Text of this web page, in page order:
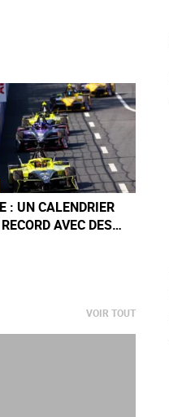
: UN CALENDRIER
AVEC DES
VOIR TOUT